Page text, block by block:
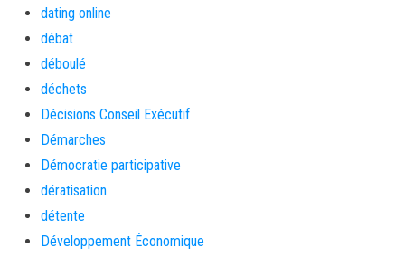
dating online
débat
déboulé
déchets
Décisions Conseil Exécutif
Démarches
Démocratie participative
dératisation
détente
Développement Économique